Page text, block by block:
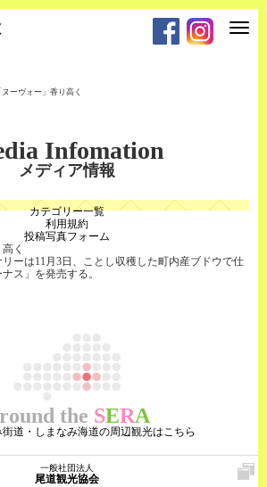
T
o
n
ーヴォー」香り高く
Infomation
メディア情報
カテゴリー一覧
利用規約
投稿写真フォーム
く
ーは11月3日、ことし収穫した町内産ブドウで仕
ス」を発売する。
the SERA
道・しまなみ海道の周辺観光はこちら
一般社団法人
尾道観光協会